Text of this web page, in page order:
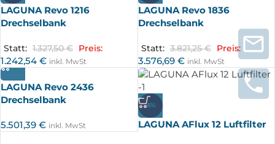
LAGUNA Revo 1216
Drechselbank
Statt: 1.327,50€ Preis:
1.242,54 € inkl. MwSt
LAGUNA Revo 1836
Drechselbank
Statt: 3.821,25€ Preis:
3.576,69 € inkl. MwSt
LAGUNA Revo 2436
Drechselbank
5.501,39 € inkl. MwSt
-6%
LAGUNA AFlux 12 Luftfilter